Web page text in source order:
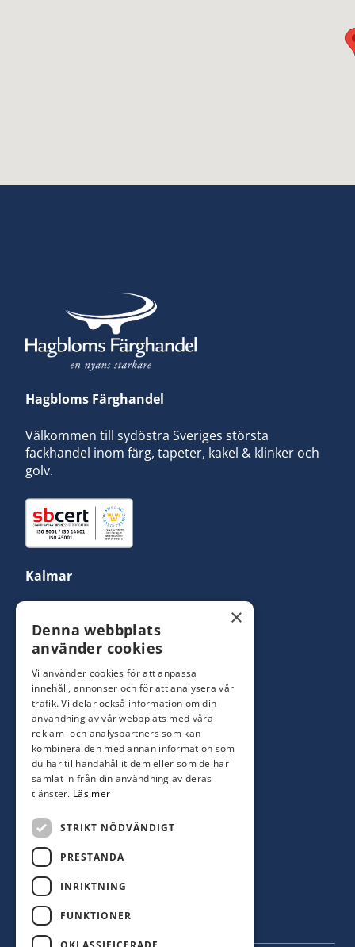
Hagbloms Färghandel
Välkommen till sydöstra Sveriges största
fackhandel inom färg, tapeter, kakel & klinker och
golv.
Kalmar
Yrkesbutik: 0480-44 28 08
info@hagblomsfarghandel.nu
Torsåsgatan 9
392 39 Kalmar
Färjestaden
0485-310 71
oland@hagblomsfarghandel.nu
Storgatan 34
386 30 Färjestaden
×
Denna webbplats
använder cookies
Vi använder cookies för att anpassa
innehåll, annonser och för att analysera vår
trafik. Vi delar också information om din
användning av vår webbplats med våra
reklam- och analyspartners som kan
kombinera den med annan information som
du har tillhandahållit dem eller som de har
samlat in från din användning av deras
tjänster. Läs mer
STRIKT NÖDVÄNDIGT
PRESTANDA
INRIKTNING
FUNKTIONER